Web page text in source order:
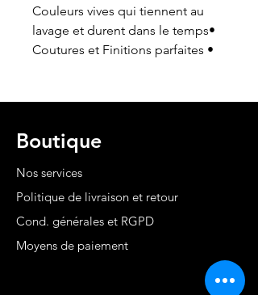
Couleurs vives qui tiennent au
lavage et durent dans le temps•
Coutures et Finitions parfaites •
Boutique
Nos services
Politique de livraison et retour
Cond. générales et RGPD
Moyens de paiement